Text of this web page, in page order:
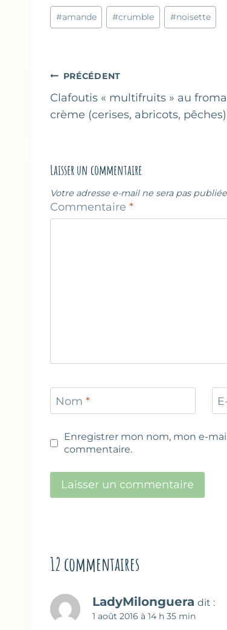
Étiquettes
de
#amande #crumble #noisette
Navigation
de
l’article
PRÉCÉDENT
Clafoutis « multifruits » au
crème (cerises, abricots, pêches)
Laisser un commentaire
Votre adresse e-mail ne sera pas
Commentaire *
Nom *
Enregistrer mon nom, mon e-
commentaire.
12 commentaires
LadyMilonguera dit :
1 août 2016 à 14 h 35 min